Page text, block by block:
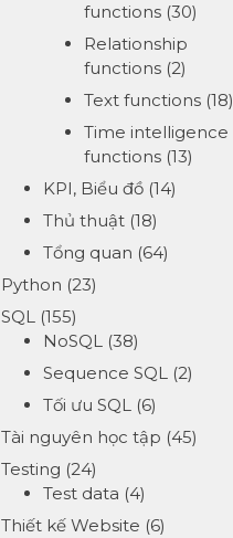
functions (30)
Relationship
functions (2)
Text functions (18)
Time intelligence
functions (13)
KPI, Biểu đồ(14)
Thủ thuật(18)
Tổng quan (64)
Python (23)
SQL (155)
NoSQL(38)
Sequence SQL(2)
Tối ưu SQL(6)
Tài nguyên học tập (45)
Testing (24)
Test data (4)
Thiết kế Website (6)